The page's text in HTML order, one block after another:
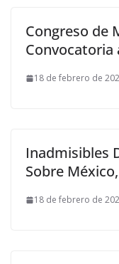
Congreso de
Convocatoria
18 de febrero de
Inadmisibles
Sobre
18 de febrero de